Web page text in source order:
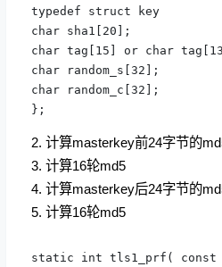
typedef struct key
char sha1[20];
char tag[15] or char
char random_s[32];
char random_c[32];
};
2. 计算masterkey前24字节的
3. 计算16轮md5
4. 计算masterkey后24字节的
5. 计算16轮md5
static int tls1_prf( const